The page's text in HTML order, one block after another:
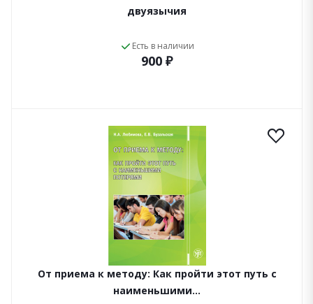
двуязычия
Есть в наличии
900 ₽
От приема к методу: Как пройти этот путь с
наименьшими…